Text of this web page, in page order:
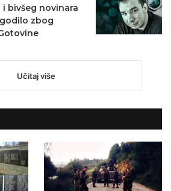
bivšeg novinara
zbog
Učitaj više